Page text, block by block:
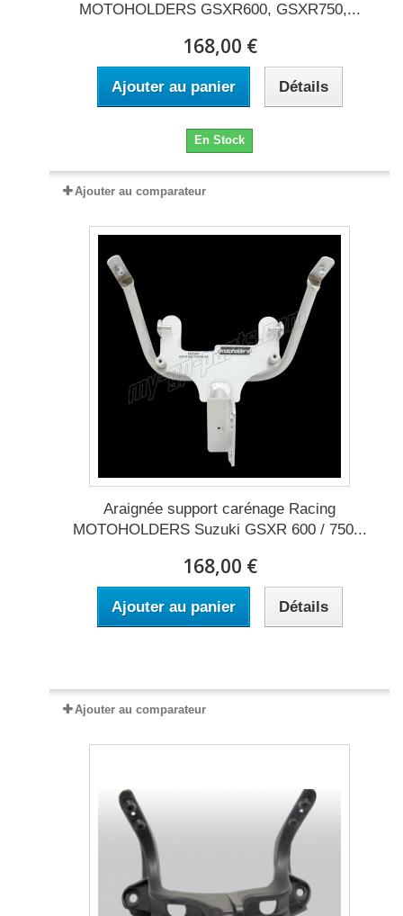
MOTOHOLDERS GSXR600, GSXR750,...
168,00 €
Ajouter au panier Détails
En Stock
Ajouter au comparateur
Araignée support carénage Racing
MOTOHOLDERS Suzuki GSXR 600 / 750...
168,00 €
Ajouter au panier Détails
Ajouter au comparateur